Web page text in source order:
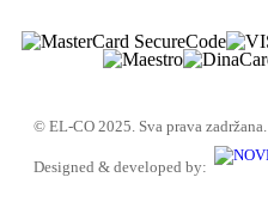
© EL-CO 2025. Sva prava zadržana.
Designed & developed by: